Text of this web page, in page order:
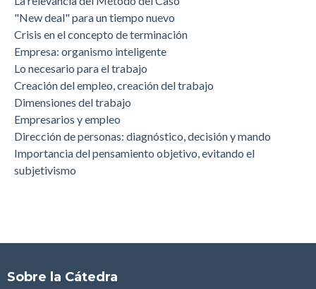
"New deal" para un tiempo nuevo
Crisis en el concepto de terminación
Empresa: organismo inteligente
Lo necesario para el trabajo
Creación del empleo, creación del trabajo
Dimensiones del trabajo
Empresarios y empleo
Dirección de personas: diagnóstico, decisión y mando
Importancia del pensamiento objetivo, evitando el
subjetivismo
Sobre la Cátedra